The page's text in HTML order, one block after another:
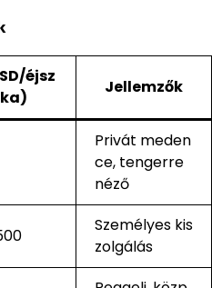
éjsz
Jellemzők
Privát meden
ce, tengerre
néző
Személyes kis
zolgálás